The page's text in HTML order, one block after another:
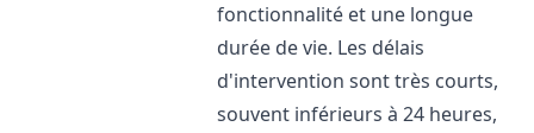
fonctionnalité et une longue
durée de vie. Les délais
d'intervention sont très courts,
souvent inférieurs à 24 heures,